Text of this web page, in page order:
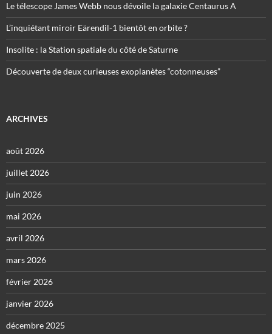
Le télescope James Webb nous dévoile la galaxie Centaurus A
L’inquiétant miroir Eärendil-1 bientôt en orbite ?
Insolite : la Station spatiale du côté de Saturne
Découverte de deux curieuses exoplanètes “cotonneuses”
ARCHIVES
août 2026
juillet 2026
juin 2026
mai 2026
avril 2026
mars 2026
février 2026
janvier 2026
décembre 2025